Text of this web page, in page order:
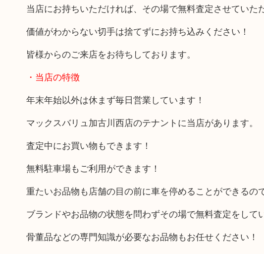
当店にお持ちいただければ、その場で無料査定させていた
価値がわからない切手は捨てずにお持ち込みください！
皆様からのご来店をお待ちしております。
・当店の特徴
年末年始以外は休まず毎日営業しています！
マックスバリュ加古川西店のテナントに当店があります。
査定中にお買い物もできます！
無料駐車場もご利用ができます！
重たいお品物も店舗の目の前に車を停めることができるの
ブランドやお品物の状態を問わずその場で無料査定をして
骨董品などの専門知識が必要なお品物もお任せください！